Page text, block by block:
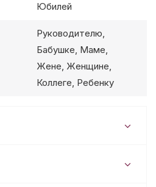
Юбилей
Руководителю,
Бабушке, Маме,
Жене, Женщине,
Коллеге, Ребенку